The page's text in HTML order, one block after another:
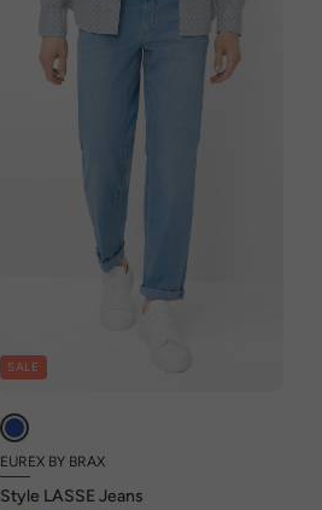
SALE
EUREX BY BRAX
Style LASSE Jeans